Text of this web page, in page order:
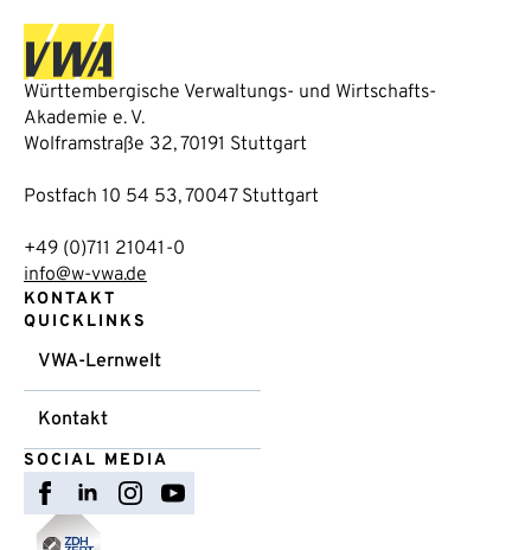
Württembergische Verwaltungs- und Wirtschafts-
Akademie e. V.
Wolframstraße 32, 70191 Stuttgart
Postfach 10 54 53, 70047 Stuttgart
+49 (0)711 21041-0
info@w-vwa.de
KONTAKT
QUICKLINKS
VWA-Lernwelt
Kontakt
SOCIAL MEDIA